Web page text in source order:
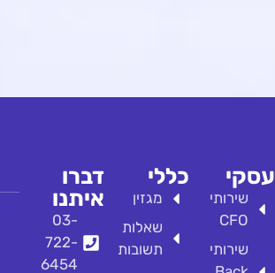
עסקי
שירותי
CFO
שירותי
כללי
מגזין
שאלות
תשובות
דברו
איתנו
03-
722-
6454